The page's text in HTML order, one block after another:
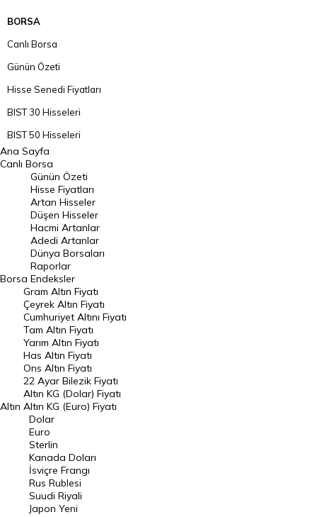
BORSA
Canlı Borsa
Günün Özeti
Hisse Senedi Fiyatları
BIST 30 Hisseleri
BIST 50 Hisseleri
BIST 100 Hisseleri
En Çok Artan Hisseler
En Çok Düşen Hisseler
Hacmi Artanlar
Geçmiş Kapanışlar
Dünya Borsaları
Raporlar
Endeksler
DÖVİZ
Döviz Kuru
Dolar Kuru
Euro Kuru
Pound Kuru
Frank Kuru
Riyal Kuru
Avustralya Doları
Ana Sayfa
Canlı Borsa
Borsa
Günün Özeti
Hisse Fiyatları
Artan Hisseler
Düşen Hisseler
Hacmi Artanlar
Adedi Artanlar
Dünya Borsaları
Raporlar
Endeksler
Altın
Gram Altın Fiyatı
Çeyrek Altın Fiyatı
Cumhuriyet Altını Fiyatı
Tam Altın Fiyatı
Yarım Altın Fiyatı
Has Altın Fiyatı
Ons Altın Fiyatı
22 Ayar Bilezik Fiyatı
Altın KG (Dolar) Fiyatı
Altın KG (Euro) Fiyatı
Dolar
Euro
Sterlin
Kanada Doları
İsviçre Frangı
Rus Rublesi
Suudi Riyali
Japon Yeni